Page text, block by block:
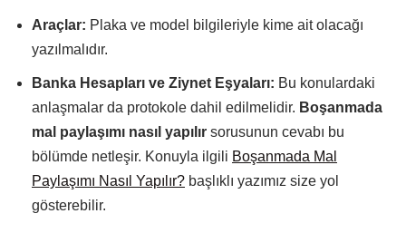
Araçlar: Plaka ve model bilgileriyle kime ait olacağı
yazılmalıdır.
Banka Hesapları ve Ziynet Eşyaları: Bu konulardaki
anlaşmalar da protokole dahil edilmelidir. Boşanmada
mal paylaşımı nasıl yapılır sorusunun cevabı bu
bölümde netleşir. Konuyla ilgili Boşanmada Mal
Paylaşımı Nasıl Yapılır? başlıklı yazımız size yol
gösterebilir.